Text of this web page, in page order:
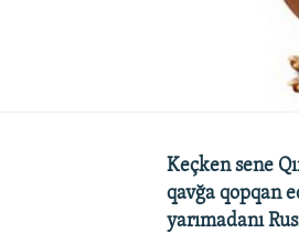
Keçken sene
qavğa qopqan
yarımadanı